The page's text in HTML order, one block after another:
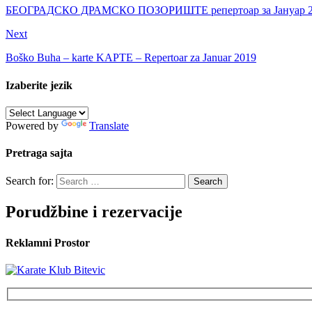
БЕОГРАДСКО ДРАМСКО ПОЗОРИШТЕ репертоар за Jaнуар
Next
Boško Buha – karte KAPTE – Repertoar za Januar 2019
Izaberite jezik
Powered by Translate
Pretraga sajta
Search for:
Porudžbine i rezervacije
Reklamni Prostor